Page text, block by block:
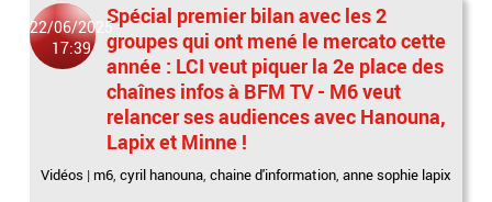
22/06/2025
17:39
Spécial premier bilan avec les 2
groupes qui ont mené le mercato cette
année : LCI veut piquer la 2e place des
chaînes infos à BFM TV - M6 veut
relancer ses audiences avec Hanouna,
Lapix et Minne !
Vidéos | m6,cyril hanouna,chaine d'information,anne sophie lapix